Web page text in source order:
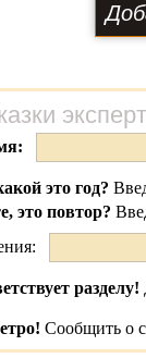
это год?
это повтор?
разделу!
Сообщить о